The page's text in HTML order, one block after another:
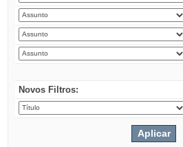
Novos Filtros: